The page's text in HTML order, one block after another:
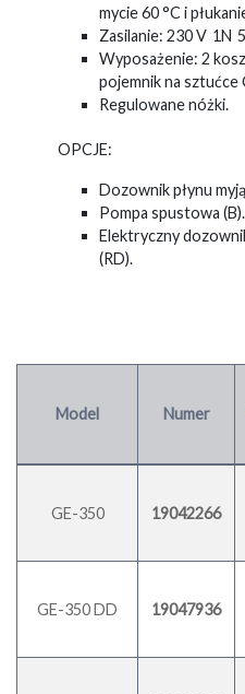
mycie 60 °C i
Zasilanie: 230 V 1N
Wyposażenie: 2
pojemnik na sztućce
Regulowane nóżki.
OPCJE:
Dozownik płynu
Pompa spustowa (B).
Elektryczny
(RD).
Model Numer
GE-350 19042266
GE-350 DD 19047936